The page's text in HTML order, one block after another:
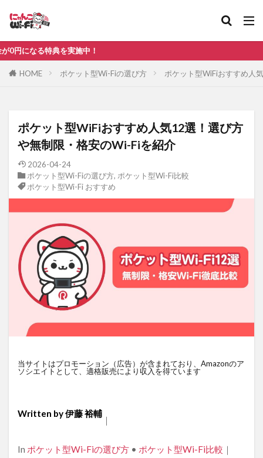
実施中！
HOME ポケット型Wi-Fiの選び方 ポケット型WiFiおすすめ人
ポケット型WiFiおすすめ人気12選！選び方
や無制限・格安のWi-Fiを紹介
2026-04-24
ポケット型Wi-Fiの選び方, ポケット型Wi-Fi比較
ポケット型Wi-Fi おすすめ
当サイトはプロモーション（広告）が含まれており、Amazonのア
ソシエイトとして、適格販売により収入を得ています
Written by伊藤 裕輔
｜
Categories
In ポケット型Wi-Fiの選び方 • ポケット型Wi-Fi比較 ｜
比較 無制限
タグ
au WiMAX ソフトバンク
楽天モバイル
検索